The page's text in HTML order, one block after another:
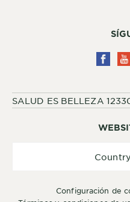
configuración de
Country
SALUD ES BELLEZA